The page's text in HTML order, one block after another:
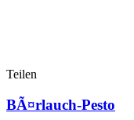
Teilen
BÃ¤rlauch-Pesto